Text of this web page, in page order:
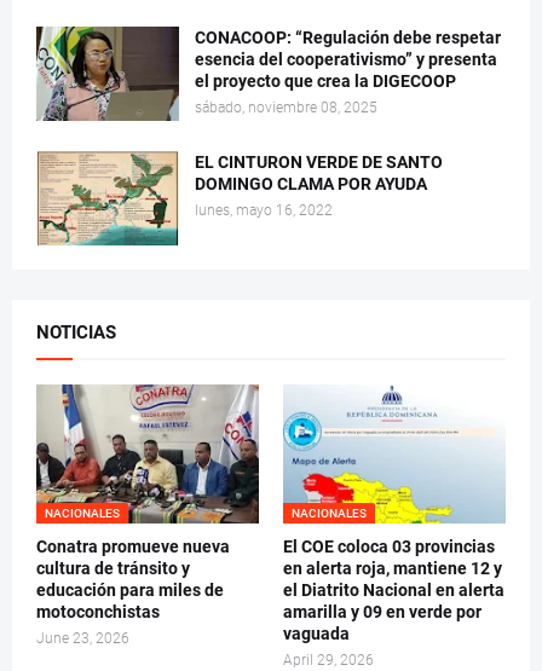
CONACOOP: “Regulación debe respetar
esencia del cooperativismo” y presenta
el proyecto que crea la DIGECOOP
sábado, noviembre 08, 2025
EL CINTURON VERDE DE SANTO
DOMINGO CLAMA POR AYUDA
lunes, mayo 16, 2022
NOTICIAS
NACIONALES
Conatra promueve nueva
cultura de tránsito y
educación para miles de
motoconchistas
June 23, 2026
NACIONALES
El COE coloca 03 provincias
en alerta roja, mantiene 12 y
el Diatrito Nacional en alerta
amarilla y 09 en verde por
vaguada
April 29, 2026